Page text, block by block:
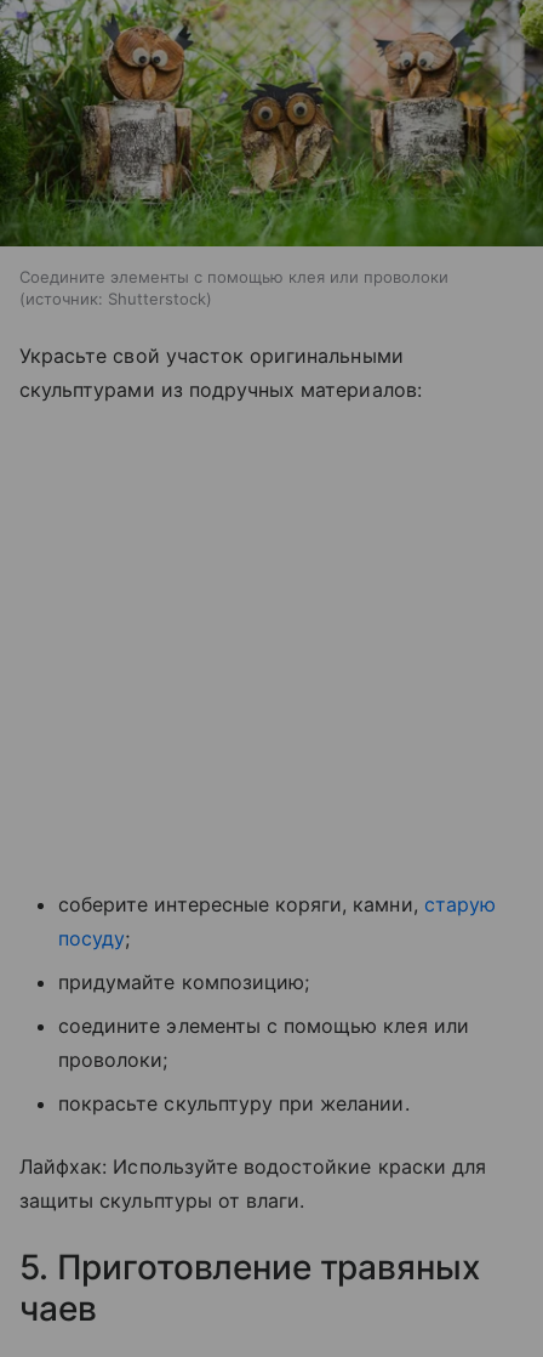
Соедините элементы с помощью клея или проволоки
источник: Shutterstock
Украсьте свой участок оригинальными
скульптурами из подручных материалов:
соберите интересные коряги, камни, старую
посуду;
придумайте композицию;
соедините элементы с помощью клея или
проволоки;
покрасьте скульптуру при желании.
Лайфхак: Используйте водостойкие краски для
защиты скульптуры от влаги.
5. Приготовление травяных
чаев